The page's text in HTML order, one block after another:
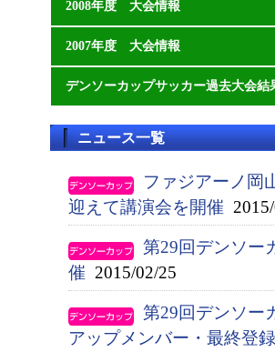
2008年度 大会情報
2007年度 大会情報
デンソーカップサッカー過去大会結
ニュース一覧
ファジアーノ岡
迎えて講演会を開催
第29回デンソー
催 2015/02/25
第29回デンソー
アップメンバー・最終登